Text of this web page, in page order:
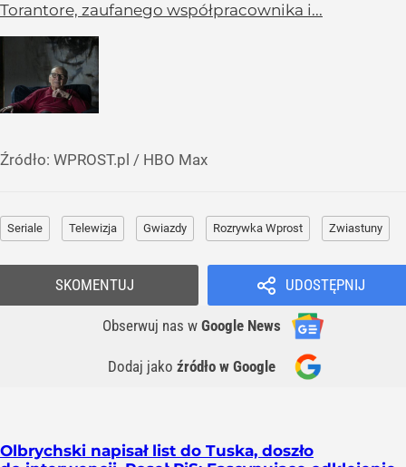
Torantore, zaufanego współpracownika i...
Źródło: WPROST.pl / HBO Max
Seriale Telewizja Gwiazdy Rozrywka Wprost Zwiastuny
UDOSTĘPNIJ
Obserwuj nas w Google News
Dodaj jako źródło w Google
SKOMENTUJ
Olbrychski napisał list do Tuska, doszło